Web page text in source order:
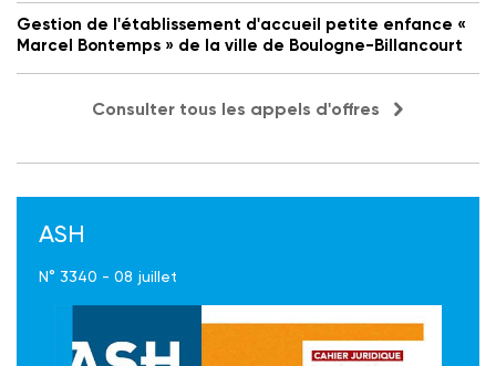
Gestion de l'établissement d'accueil petite enfance «
Marcel Bontemps » de la ville de Boulogne-Billancourt
Consulter tous les appels d'offres
ASH
N° 3340 - 08 juillet